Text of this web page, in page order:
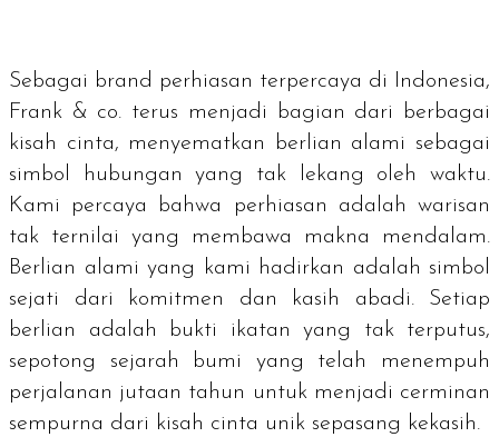
Sebagai brand perhiasan terpercaya di Indonesia,
Frank & co. terus menjadi bagian dari berbagai
kisah cinta, menyematkan berlian alami sebagai
simbol hubungan yang tak lekang oleh waktu.
Kami percaya bahwa perhiasan adalah warisan
tak ternilai yang membawa makna mendalam.
Berlian alami yang kami hadirkan adalah simbol
sejati dari komitmen dan kasih abadi. Setiap
berlian adalah bukti ikatan yang tak terputus,
sepotong sejarah bumi yang telah menempuh
perjalanan jutaan tahun untuk menjadi cerminan
sempurna dari kisah cinta unik sepasang kekasih.